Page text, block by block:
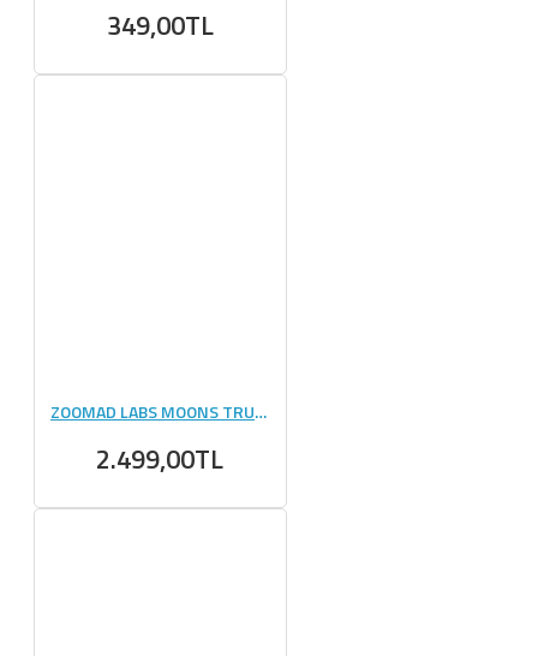
349,00TL
ZOOMAD LABS MOONS TRUCK || - 510 GR
2.499,00TL